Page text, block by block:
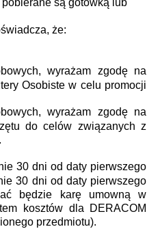
są gotówką lub
że:
wyrażam zgodę na
Osobiste w celu promocji
wyrażam zgodę na
do celów związanych z
30 dni od daty pierwszego
30 dni od daty pierwszego
będzie karę umowną w
kosztów dla DERACOM
przedmiotu).